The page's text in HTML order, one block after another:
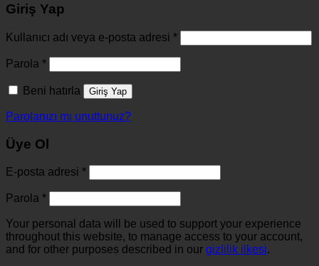
Giriş Yap
Kullanıcı adı veya e-posta adresi *
Parola *
Beni hatırla Giriş Yap
Parolanızı mı unuttunuz?
Üye Ol
E-posta adresi *
Parola *
Your personal data will be used to support your experience
throughout this website, to manage access to your account,
and for other purposes described in our gizlilik ilkesi.